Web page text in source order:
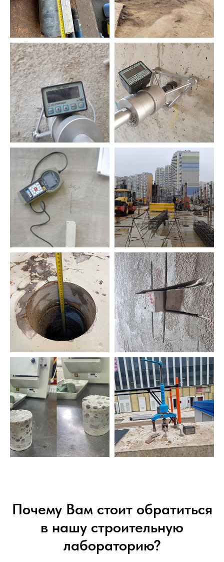
Почему Вам стоит обратиться
в нашу строительную
лабораторию?